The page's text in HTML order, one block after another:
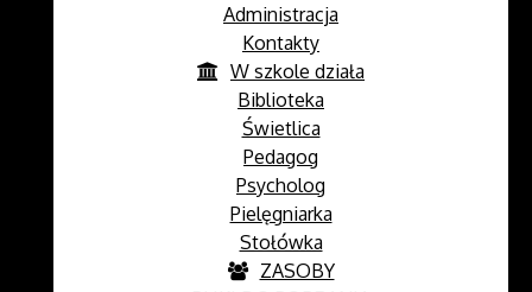
Administracja
Kontakty
W szkole działa
Biblioteka
Świetlica
Pedagog
Psycholog
Pielęgniarka
Stołówka
ZASOBY